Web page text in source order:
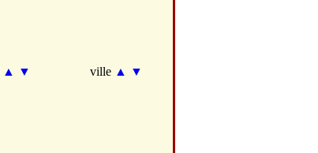
▲ ▼ ville ▲ ▼